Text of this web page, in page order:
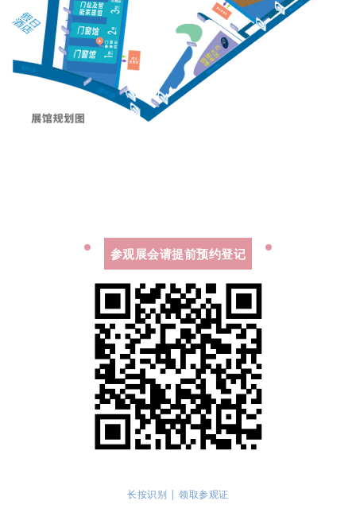
参观展会请提前预约登记
长按识别 | 领取参观证